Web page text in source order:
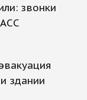
звонки
здании